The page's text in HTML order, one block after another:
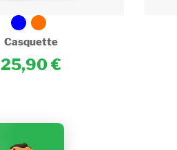
Casquette
25,90